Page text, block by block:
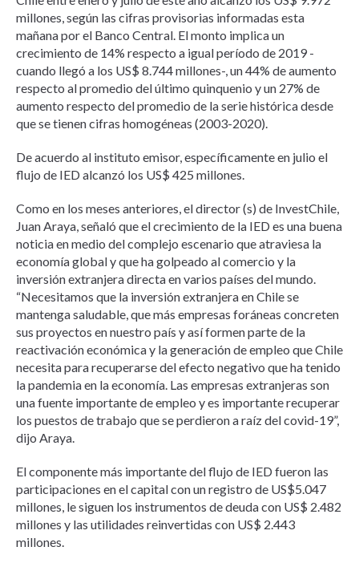
millones, según las cifras provisorias informadas esta
mañana por el Banco Central. El monto implica un
crecimiento de 14% respecto a igual período de 2019 -
cuando llegó a los US$ 8.744 millones-, un 44% de aumento
respecto al promedio del último quinquenio y un 27% de
aumento respecto del promedio de la serie histórica desde
que se tienen cifras homogéneas (2003-2020).
De acuerdo al instituto emisor, específicamente en julio el
flujo de IED alcanzó los US$ 425 millones.
Como en los meses anteriores, el director (s) de InvestChile,
Juan Araya, señaló que el crecimiento de la IED es una buena
noticia en medio del complejo escenario que atraviesa la
economía global y que ha golpeado al comercio y la
inversión extranjera directa en varios países del mundo.
“Necesitamos que la inversión extranjera en Chile se
mantenga saludable, que más empresas foráneas concreten
sus proyectos en nuestro país y así formen parte de la
reactivación económica y la generación de empleo que Chile
necesita para recuperarse del efecto negativo que ha tenido
la pandemia en la economía. Las empresas extranjeras son
una fuente importante de empleo y es importante recuperar
los puestos de trabajo que se perdieron a raíz del covid-19”,
dijo Araya.
El componente más importante del flujo de IED fueron las
participaciones en el capital con un registro de US$5.047
millones, le siguen los instrumentos de deuda con US$ 2.482
millones y las utilidades reinvertidas con US$ 2.443
millones.